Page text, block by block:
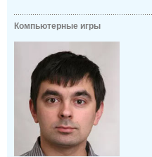
Компьютерные игры